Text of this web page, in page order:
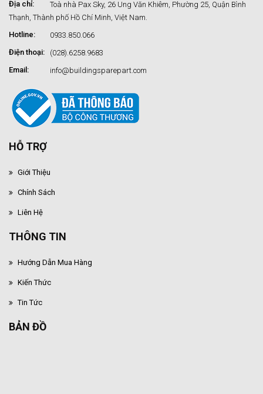
Địa chỉ:
Toà nhà Pax Sky, 26 Ung Văn Khiêm, Phường 25, Quận Bình
Thạnh, Thành phố Hồ Chí Minh, Việt Nam.
Hotline:
0933.850.066
Điện thoại:
(028).6258.9683
Email:
info@buildingsparepart.com
HỖ TRỢ
Giới Thiệu
Chính Sách
Liên Hệ
THÔNG TIN
Hướng Dẫn Mua Hàng
Kiến Thức
Tin Tức
BẢN ĐỒ